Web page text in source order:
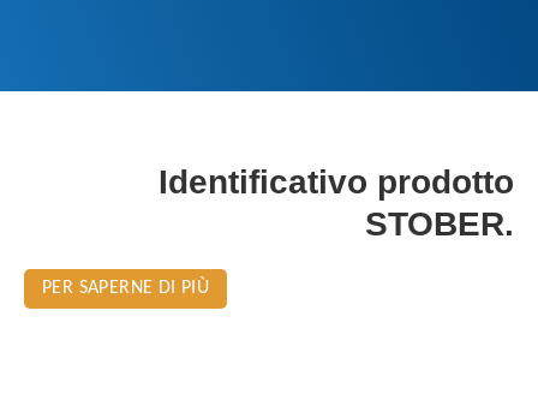
Identificativo prodotto
STOBER.
PER SAPERNE DI PIÙ